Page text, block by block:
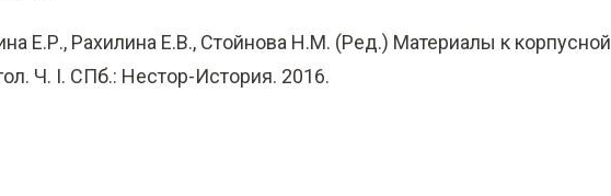
Е.Р., Рахилина Е.В., Стойнова Н.М. (Ред.) Материалы к корпусной
Ч. I. СПб.: Нестор-История. 2016.